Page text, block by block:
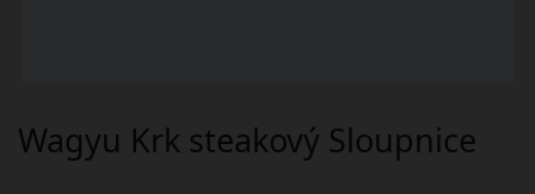
Wagyu Krk steakový Sloupnice